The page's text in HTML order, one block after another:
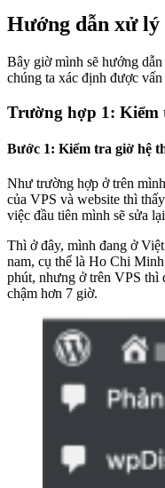
Hướng dẫn xử lý
Bây giờ mình sẽ hướng
chúng ta xác định được
Trường hợp 1:
Bước 1: Kiểm tra giờ hệ
Như trường hợp ở trên
của VPS và website thì
việc đầu tiên mình sẽ sửa
Thì ở đây, mình đang ở
nam, cụ thể là Ho Chi
phút, nhưng ở trên VPS thì
chậm hơn 7 giờ.